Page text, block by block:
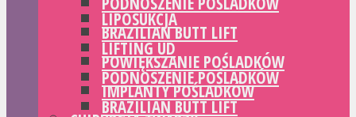
BRAZILIAN BUTT LIFT
POWIĘKSZANIE POŚLADKÓW
IMPLANTY POŚLADKÓW
LIPOSUKCJA
LIFTING UD
PODNOSZENIE POŚLADKÓW
BRAZILIAN BUTT LIFT